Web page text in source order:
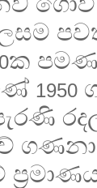
ක පමණ
1950